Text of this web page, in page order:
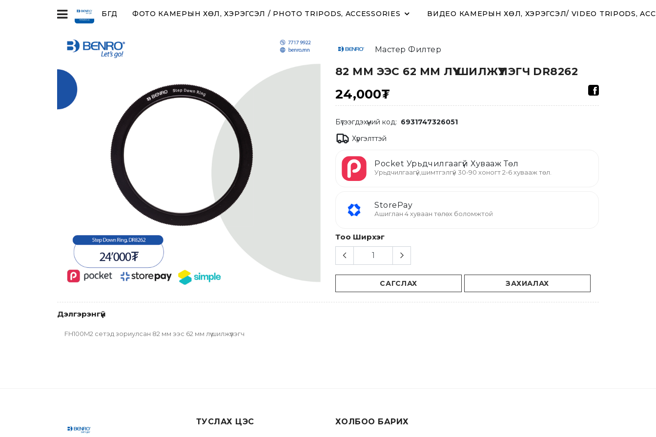
БҮГД ФОТО КАМЕРЫН ХӨЛ, ХЭРЭГСЭЛ / PHOTO TRIPODS, ACCESSORIES ВИДЕО КАМЕРЫН ХӨЛ, ХЭРЭГСЭЛ/ VIDEO TRIPODS,
Мастер Филтер
82 ММ ЭЭС 62 ММ ЛҮҮ ШИЛЖҮҮЛЭГЧ DR8262
24,000₮
Бүтээгдэхүүний код: 6931747326051
Хүргэлттэй
Pocket Урьдчилгаагүй Хувааж Төл
Урьдчилгаагүй,шимтгэлгүй 30-90 хоногт 2-6 хувааж төл.
StorePay
Ашиглан 4 хуваан төлөх боломжтой
Тоо Ширхэг
САГСЛАХ ЗАХИАЛАХ
Дэлгэрэнгүй
FH100M2 сетэд зориулсан 82 мм ээс 62 мм лүү шилжүүлэгч
ТУСЛАХ ЦЭС ХОЛБОО БАРИХ